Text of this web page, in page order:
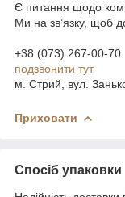
Є питання щодо
Ми на зв’язку, щоб
+38 (073) 267-00-70
подзвонити тут
м. Стрий, вул.
Приховати
Спосіб упаковки